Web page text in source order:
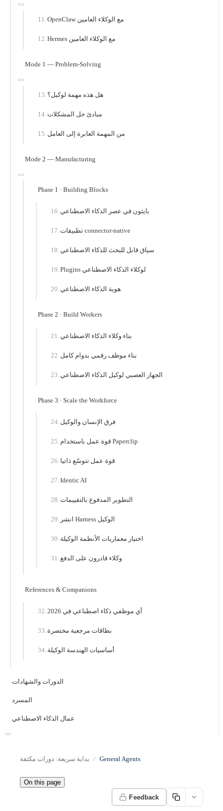
OpenClaw مع الوكلاء العامين
Hermes مع الوكلاء العامين
Mode 1 — Problem-Solving
هل هذه مهمة لوكيل؟
مبادئ حل المشكلات
من المهمة العابرة إلى العامل
Mode 2 — Manufacturing
Phase 1 · Building Blocks
بايثون في عصر الذكاء الاصطناعي
تطبيقات connector-native
سياق قابل للبحث للذكاء الاصطناعي
Plugins لوكلاء الذكاء الاصطناعي
هوية الذكاء الاصطناعي
Phase 2 · Build Workers
بناء وكلاء الذكاء الاصطناعي
بناء موظف رقمي بدوام كامل
الجهاز العصبي لوكيل الذكاء الاصطناعي
Phase 3 · Scale the Workforce
فرق الإنسان والوكيل
قوة عمل باستخدام Paperclip
قوة عمل تتوسّع ذاتيا
Identic AI
التطوير المدفوع بالتقييمات
انشر Harness الوكيل
اختيار معماريات الأنظمة الوكيلة
وكلاء قادرون على الدفع
References & Companions
أي موظفي ذكاء اصطناعي في 2026
بطاقات مرجعية مختصرة
أساسيات الهندسة الوكيلة
الدورات والشهادات
المسرد
عمال الذكاء الاصطناعي
بداية سريعة: دورات مكثفة General Agents
On this page
Feedback